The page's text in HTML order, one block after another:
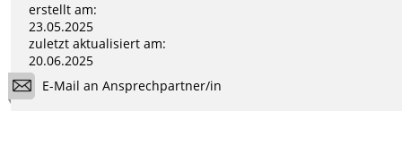
erstellt am:
23.05.2025
zuletzt aktualisiert am:
20.06.2025
E-Mail an Ansprechpartner/in